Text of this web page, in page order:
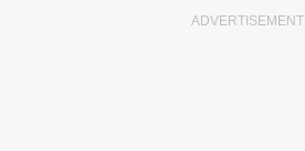
ADVERTISEMENT